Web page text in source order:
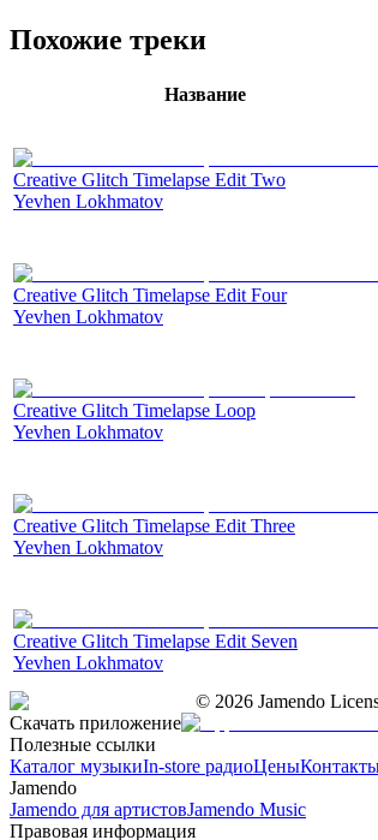
Похожие треки
Название
Creative Glitch Timelapse Edit Two
Yevhen Lokhmatov
Creative Glitch Timelapse Edit Four
Yevhen Lokhmatov
Creative Glitch Timelapse Loop
Yevhen Lokhmatov
Creative Glitch Timelapse Edit Three
Yevhen Lokhmatov
Creative Glitch Timelapse Edit Seven
Yevhen Lokhmatov
© 2026 Jamendo
Скачать приложение
Полезные ссылки
Каталог музыкиIn-store радиоЦены
Jamendo
Jamendo для артистовJamendo Music
Правовая информация